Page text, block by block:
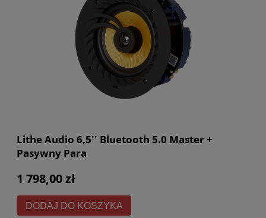
Lithe Audio 6,5'' Bluetooth 5.0 Master +
Pasywny Para
1 798,00 zł
DODAJ DO KOSZYKA